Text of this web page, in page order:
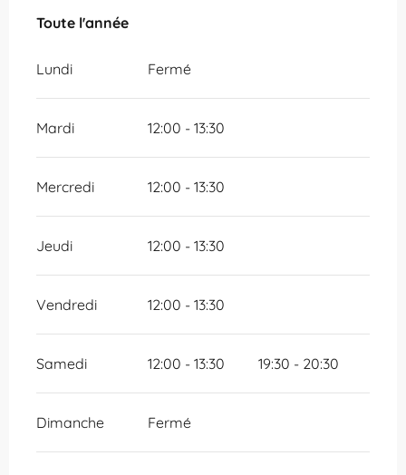
Toute l'année
Toute l'année
Lundi Fermé
Mardi 12:00 - 13:30
Mercredi 12:00 - 13:30
Jeudi 12:00 - 13:30
Vendredi 12:00 - 13:30
Samedi 12:00 - 13:30 19:30 - 20:30
Dimanche Fermé